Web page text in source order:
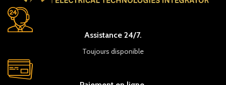
Assistance 24/7.
Toujours disponible